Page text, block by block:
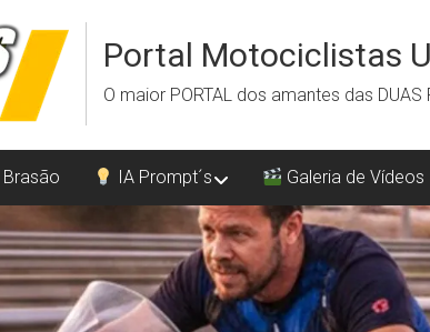
Portal Motociclistas
O maior PORTAL dos amantes das DUAS
IA Prompt´s Galeria de Vídeos